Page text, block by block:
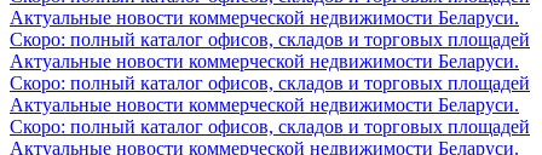
Актуальные новости коммерческой недвижимости Беларуси.
Скоро: полный каталог офисов, складов и торговых площадей
Актуальные новости коммерческой недвижимости Беларуси.
Скоро: полный каталог офисов, складов и торговых площадей
Актуальные новости коммерческой недвижимости Беларуси.
Скоро: полный каталог офисов, складов и торговых площадей
Актуальные новости коммерческой недвижимости Беларуси.